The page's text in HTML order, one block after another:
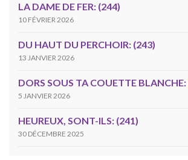
LA DAME DE FER: (244)
10 FÉVRIER 2026
DU HAUT DU PERCHOIR: (243)
13 JANVIER 2026
DORS SOUS TA COUETTE BLANCHE:
5 JANVIER 2026
HEUREUX, SONT-ILS: (241)
30 DÉCEMBRE 2025